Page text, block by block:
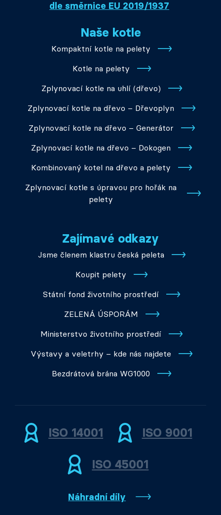
dle směrnice EU 2019/1937
Naše kotle
Kompaktní kotle na pelety
Kotle na pelety
Zplynovací kotle na uhlí (dřevo)
Zplynovací kotle na dřevo – Dřevoplyn
Zplynovací kotle na dřevo – Generátor
Zplynovací kotle na dřevo – Dokogen
Kombinovaný kotel na dřevo a pelety
Zplynovací kotle s úpravou pro hořák na
pelety
Zajímavé odkazy
Jsme členem klastru česká peleta
Koupit pelety
Státní fond životního prostředí
ZELENÁ ÚSPORÁM
Ministerstvo životního prostředí
Výstavy a veletrhy – kde nás najdete
Bezdrátová brána WG1000
ISO 14001 ISO 9001
ISO 45001
Náhradní díly